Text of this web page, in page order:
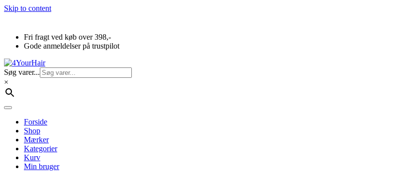
Skip to content
Fri fragt ved køb over 398,-
Gode anmeldelser på trustpilot
Søg varer...
×
Forside
Shop
Mærker
Kategorier
Kurv
Min bruger